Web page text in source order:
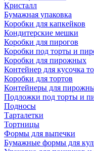
Кристалл
Бумажная упаковка
Коробки для капкейков
Кондитерские мешки
Коробки для пирогов
Коробки под торты и
Коробки для пирожных
Контейнер для кусочка
Коробки для тортов
Контейнеры для
Подложки под торты и
Подносы
Тарталетки
Тортницы
Формы для выпечки
Бумажные формы для